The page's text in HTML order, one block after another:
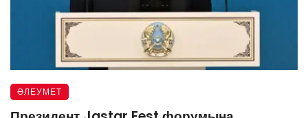
ӘЛЕУМЕТ